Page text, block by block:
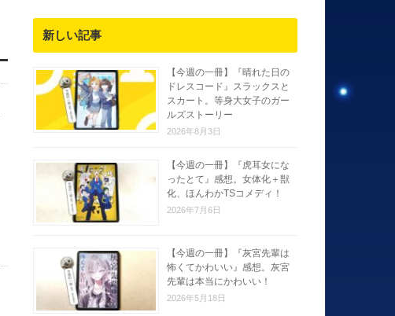
新しい記事
【今週の一冊】『晴れた日の
ドレスコード』スラックスと
スカート。等身大女子のガー
ルズストーリー
2026年8月3日
【今週の一冊】『虎耳女にな
ったとて』感想。女体化＋獣
化、ほんわかTSコメディ！
2026年7月6日
【今週の一冊】『灰宮先輩は
怖くてかわいい』感想。灰宮
先輩は本当にかわいい！
2026年5月18日